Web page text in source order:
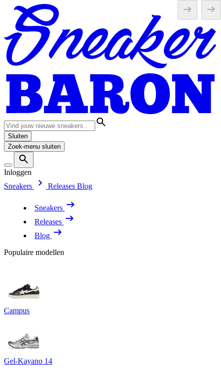
Sluiten
Zoek-menu sluiten
Inloggen
Sneakers
Releases Blog
Sneakers
Releases
Blog
Populaire modellen
Campus
Gel-Kayano 14